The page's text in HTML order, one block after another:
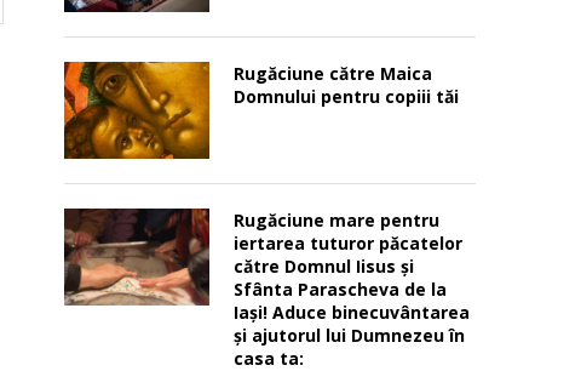
Rugăciune către Maica
Domnului pentru copiii tăi
Rugăciune mare pentru
iertarea tuturor păcatelor
către Domnul Iisus şi
Sfânta Parascheva de la
Iaşi! Aduce binecuvântarea
şi ajutorul lui Dumnezeu în
casa ta: